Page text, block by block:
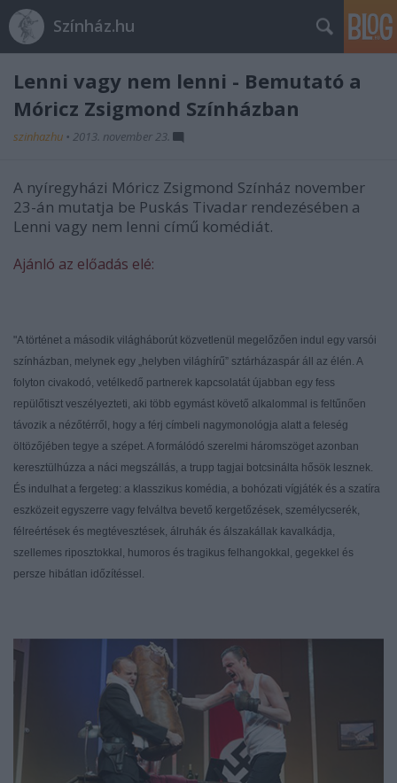
Színház.hu
Lenni vagy nem lenni - Bemutató a
Móricz Zsigmond Színházban
szinhazhu • 2013. november 23.
A nyíregyházi Móricz Zsigmond Színház november
23-án mutatja be Puskás Tivadar rendezésében a
Lenni vagy nem lenni című komédiát.
Ajánló az előadás elé:
"A történet a második világháborút közvetlenül megelőzően indul egy varsói
színházban, melynek egy „helyben világhírű” sztárházaspár áll az élén. A
folyton civakodó, vetélkedő partnerek kapcsolatát újabban egy fess
repülőtiszt veszélyezteti, aki több egymást követő alkalommal is feltűnően
távozik a nézőtérről, hogy a férj címbeli nagymonológja alatt a feleség
öltözőjében tegye a szépet. A formálódó szerelmi háromszöget azonban
keresztülhúzza a náci megszállás, a trupp tagjai botcsinálta hősök lesznek.
És indulhat a fergeteg: a klasszikus komédia, a bohózati vígjáték és a szatíra
eszközeit egyszerre vagy felváltva bevető kergetőzések, személycserék,
félreértések és megtévesztések, álruhák és álszakállak kavalkádja,
szellemes riposztokkal, humoros és tragikus felhangokkal, gegekkel és
persze hibátlan időzítéssel.